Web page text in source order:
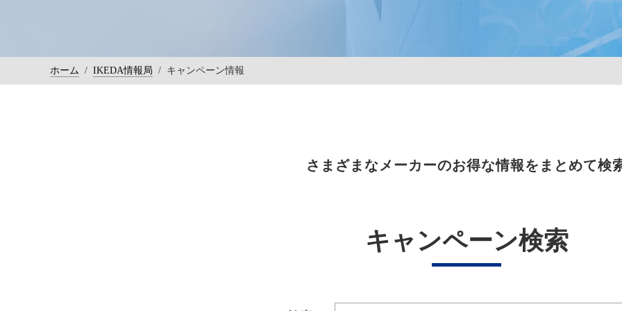
ホーム / IKEDA情報局 / キャンペーン情報
さまざまなメーカーのお得な情報をまとめて検
キャンペーン検索